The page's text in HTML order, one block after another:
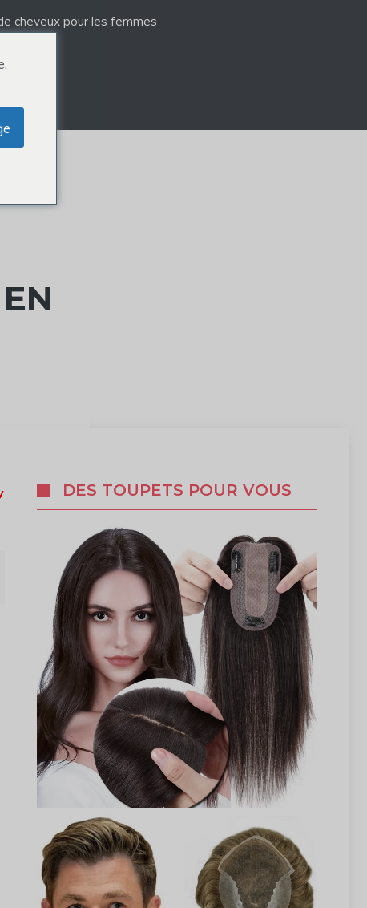
cheveux pour les femmes
DES TOUPETS POUR VOUS